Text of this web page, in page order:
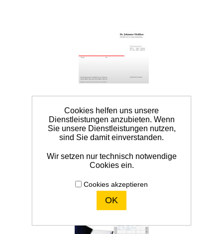
Verwaltungsbedarf
Cookies helfen uns unsere
Dienstleistungen anzubieten. Wenn
Sie unsere Dienstleistungen nutzen,
sind Sie damit einverstanden.
Wir setzen nur technisch notwendige
Cookies ein.
Cookies akzeptieren
OK